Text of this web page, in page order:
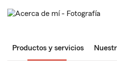
Productos y servicios